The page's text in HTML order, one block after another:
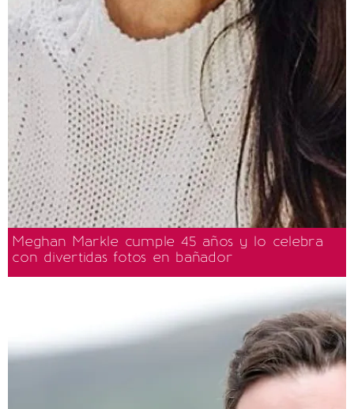
Meghan Markle cumple 45 años y lo celebra
con divertidas fotos en bañador